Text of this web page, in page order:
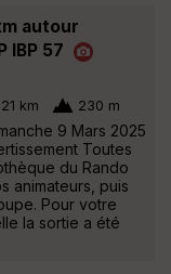
autour
IBP 57
21 km 230 m
9 Mars 2025
Toutes
du Rando
animateurs, puis
Pour votre
la sortie a été